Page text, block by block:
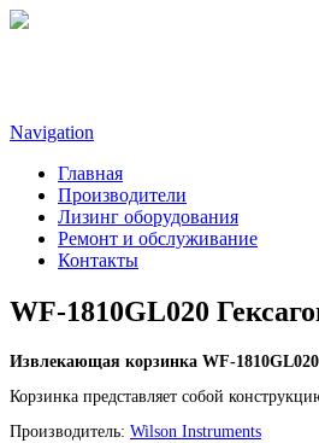
Navigation
Главная
Производители
Лизинг оборудования
Ремонт и обслуживание
Контакты
WF-1810GL020
Извлекающая корзинка WF-1810GL020
Корзинка представляет собой
Производитель: Wilson Instruments